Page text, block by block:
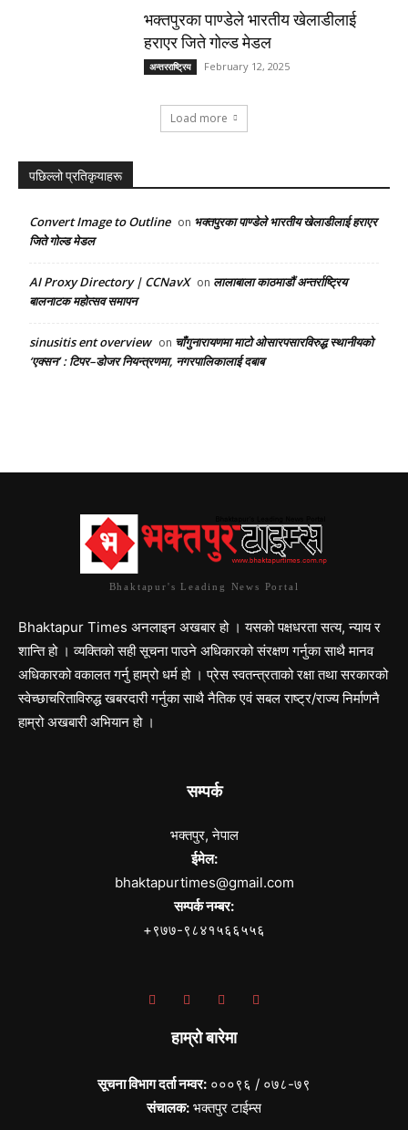
भक्तपुरका पाण्डेले भारतीय खेलाडीलाई
हराएर जिते गोल्ड मेडल
अन्तरराष्ट्रिय February 12, 2025
Load more
पछिल्लो प्रतिकृयाहरू
Convert Image to Outline on भक्तपुरका पाण्डेले भारतीय खेलाडीलाई हराएर
जिते गोल्ड मेडल
AI Proxy Directory | CCNavX on लालाबाला काठमाडौं अन्तर्राष्ट्रिय
बालनाटक महोत्सव समापन
sinusitis ent overview on चाँगुनारायणमा माटो ओसारपसारविरुद्ध स्थानीयको
‘एक्सन’ : टिपर–डोजर नियन्त्रणमा, नगरपालिकालाई दबाब
Bhaktapur's Leading News Portal
Bhaktapur Times अनलाइन अखबार हो । यसको पक्षधरता सत्य, न्याय र
शान्ति हो । व्यक्तिको सही सूचना पाउने अधिकारको संरक्षण गर्नुका साथै मानव
अधिकारको वकालत गर्नु हाम्रो धर्म हो । प्रेस स्वतन्त्रताको रक्षा तथा सरकारको
स्वेच्छाचरिताविरुद्ध खबरदारी गर्नुका साथै नैतिक एवं सबल राष्ट्र/राज्य निर्माणनै
हाम्रो अखबारी अभियान हो ।
सम्पर्क
भक्तपुर, नेपाल
ईमेल:
bhaktapurtimes@gmail.com
सम्पर्क नम्बर:
+९७७-९८४१५६६५५६
हाम्रो बारेमा
सूचना विभाग दर्ता नम्वर: ०००९६ / ०७८-७९
संचालक: भक्तपुर टाईम्स